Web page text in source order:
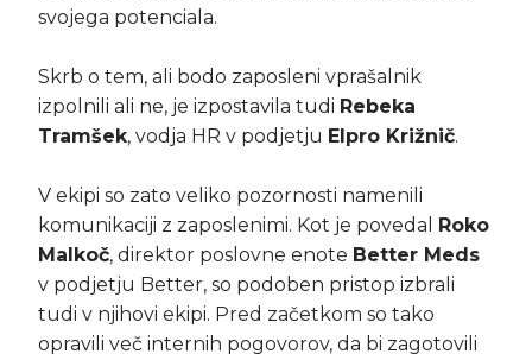
svojega potenciala.
Skrb o tem, ali bodo zaposleni vprašalnik
izpolnili ali ne, je izpostavila tudi Rebeka
Tramšek, vodja HR v podjetju Elpro Križnič.
V ekipi so zato veliko pozornosti namenili
komunikaciji z zaposlenimi. Kot je povedal Roko
Malkoč, direktor poslovne enote Better Meds
v podjetju Better, so podoben pristop izbrali
tudi v njihovi ekipi. Pred začetkom so tako
opravili več internih pogovorov, da bi zagotovili